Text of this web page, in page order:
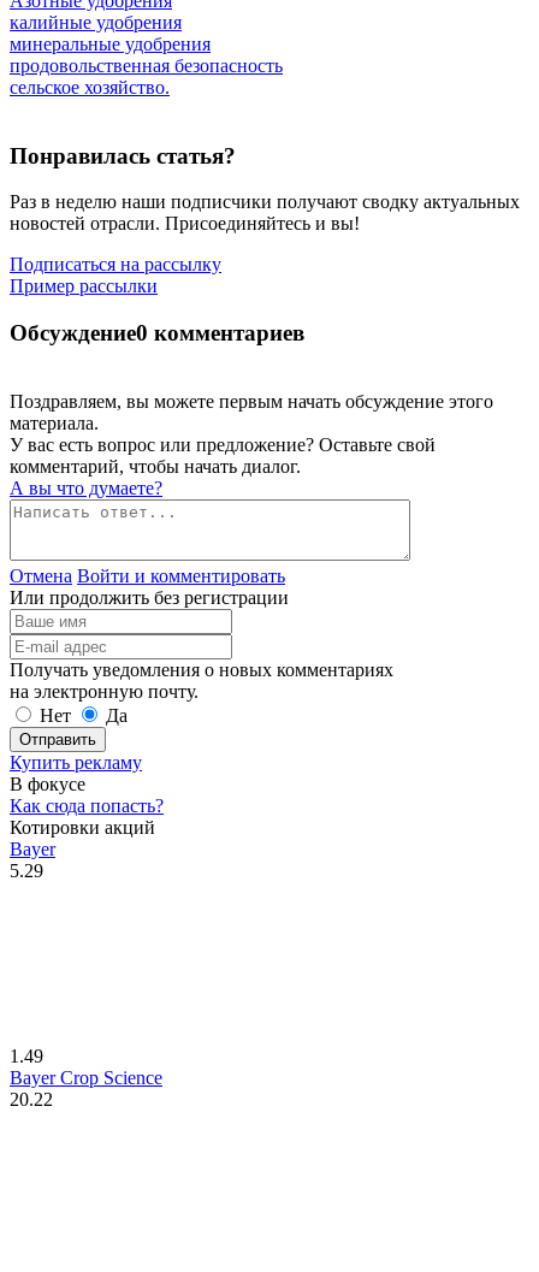
калийные удобрения
минеральные удобрения
продовольственная безопасность
сельское хозяйство.
Понравилась статья?
Раз в неделю наши подписчики получают сводку актуальных
новостей отрасли. Присоединяйтесь и вы!
Подписаться на рассылку
Пример рассылки
Обсуждение0 комментариев
Поздравляем, вы можете первым начать обсуждение этого
материала.
У вас есть вопрос или предложение? Оставьте свой
комментарий, чтобы начать диалог.
А вы что думаете?
Отмена Войти и комментировать
Или продолжить без регистрации
Получать уведомления о новых комментариях
на электронную почту.
Нет
Да
Отправить
Купить рекламу
В фокусе
Как сюда попасть?
Котировки акций
Bayer
5.29
1.49
Bayer Crop Science
20.22